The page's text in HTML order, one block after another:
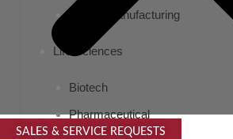
Heavy Manufacturing
Life Sciences
Biotech
Pharmaceutical
SALES & SERVICE REQUESTS